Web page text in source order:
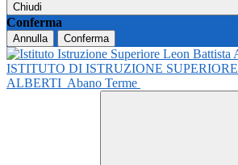
Chiudi
Conferma
Annulla Conferma
ISTITUTO DI ISTRUZIONE SUPERIORE
ALBERTI Abano Terme